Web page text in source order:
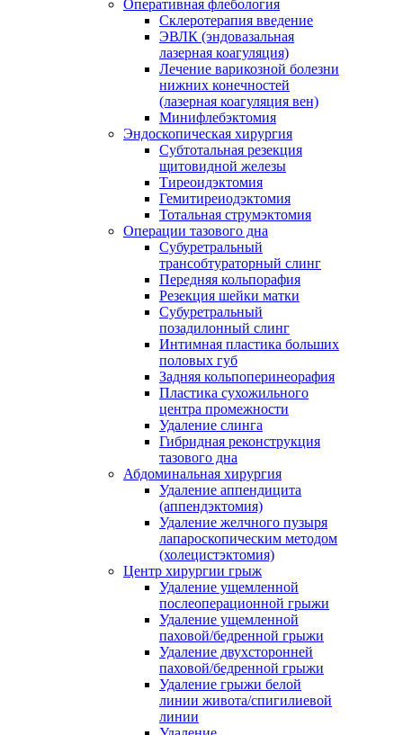
Оперативная флебология
Склеротерапия введение
ЭВЛК (эндовазальная
лазерная коагуляция)
Лечение варикозной болезни
нижних конечностей
(лазерная коагуляция вен)
Минифлебэктомия
Эндоскопическая хирургия
Субтотальная резекция
щитовидной железы
Тиреоидэктомия
Гемитиреиодэктомия
Тотальная струмэктомия
Операции тазового дна
Субуретральный
трансобтураторный слинг
Передняя кольпорафия
Резекция шейки матки
Субуретральный
позадилонный слинг
Интимная пластика больших
половых губ
Задняя кольпоперинеорафия
Пластика сухожильного
центра промежности
Удаление слинга
Гибридная реконструкция
тазового дна
Абдоминальная хирургия
Удаление аппендицита
(аппендэктомия)
Удаление желчного пузыря
лапароскопическим методом
(холецистэктомия)
Центр хирургии грыж
Удаление ущемленной
послеоперационной грыжи
Удаление ущемленной
паховой/бедренной грыжи
Удаление двухсторонней
паховой/бедренной грыжи
Удаление грыжи белой
линии живота/спигилиевой
линии